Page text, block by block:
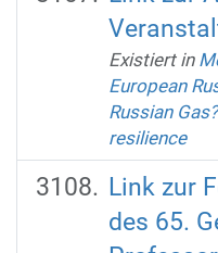
Existiert in
European
Russian
resilience
Link zur
des 65.